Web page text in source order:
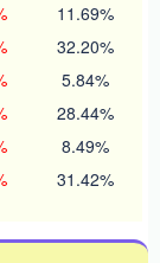
11.69%
32.20%
5.84%
28.44%
8.49%
31.42%